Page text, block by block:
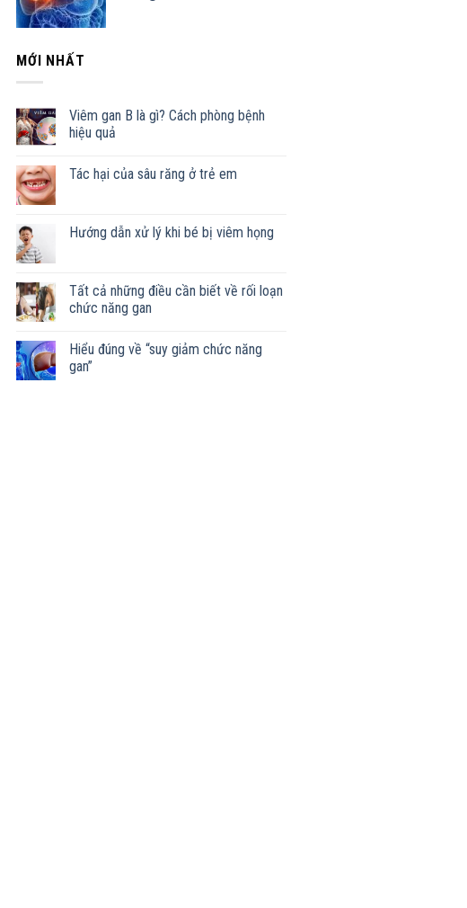
MỚI NHẤT
Viêm gan B là gì? Cách phòng bệnh
hiệu quả
Tác hại của sâu răng ở trẻ em
Hướng dẫn xử lý khi bé bị viêm họng
Tất cả những điều cần biết về rối loạn
chức năng gan
Hiểu đúng về “suy giảm chức năng
gan”